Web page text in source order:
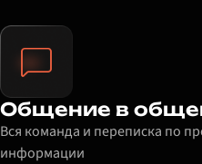
Общение в
Вся команда и переписка по
информации